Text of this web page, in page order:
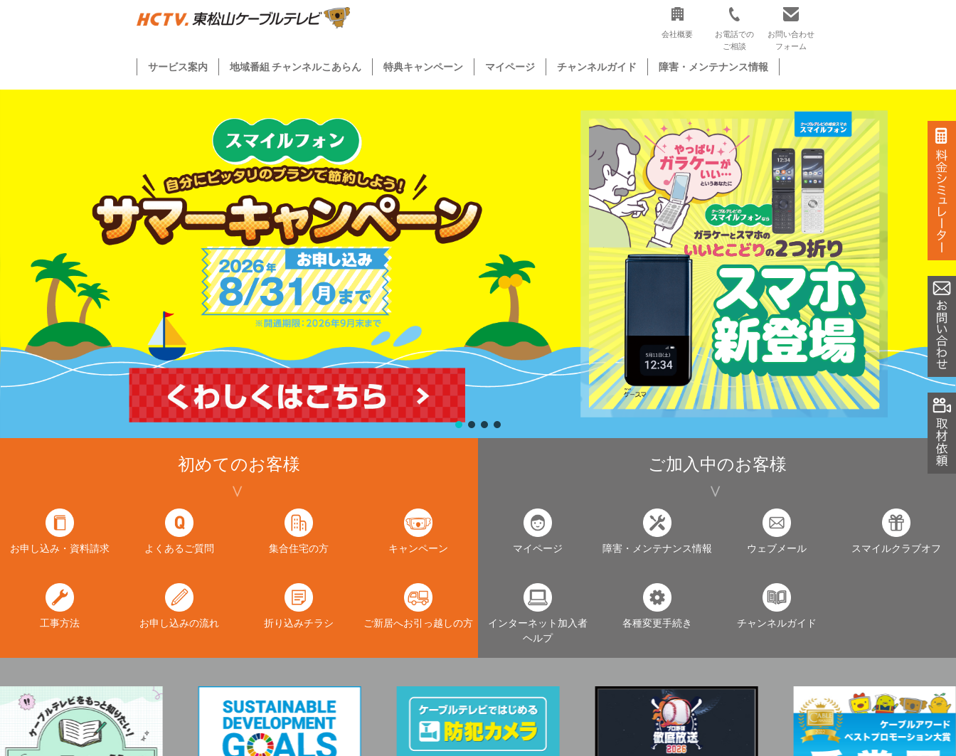
会社概要
お電話での
ご相談
お問い合わせ
フォーム
サービス案内 地域番組 チャンネルこあらん 特典キャンペーン マイページ チャンネルガイド 障害・メンテナンス情報
初めてのお客様
お申し込み・資料請求 よくあるご質問 集合住宅の方 キャンペーン
工事方法 お申し込みの流れ 折り込みチラシ ご新居へお引っ越しの方
ご加入中のお客様
マイページ 障害・メンテナンス情報 ウェブメール スマイルクラブオフ
インターネット加入者
ヘルプ
各種変更手続き チャンネルガイド